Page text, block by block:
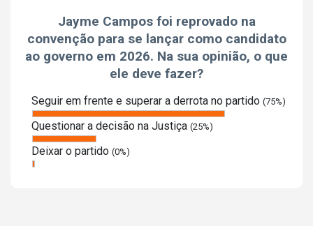
Jayme Campos foi reprovado na
convenção para se lançar como candidato
ao governo em 2026. Na sua opinião, o que
ele deve fazer?
Seguir em frente e superar a derrota no partido (75%)
Questionar a decisão na Justiça (25%)
Deixar o partido (0%)